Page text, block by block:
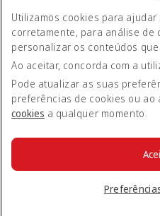
Declaração de acessibilidade
Contacte-nos
Política de privacidade
Termos e condições
Política de cookies
Cibersegurança
© 2026 The Emirates Group.
Utilizamos cookies para
corretamente, para análise de
personalizar os conteúdos que
Ao aceitar, concorda com a
Pode atualizar as suas
preferências de cookies ou
cookies a qualquer momento.